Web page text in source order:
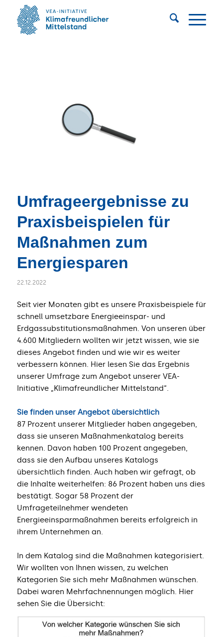
Umfrageergebnisse zu
Praxisbeispielen für
Maßnahmen zum
Energiesparen
22.12.2022
Seit vier Monaten gibt es unsere Praxisbeispiele für
schnell umsetzbare Energieeinspar- und
Erdgassubstitutionsmaßnahmen. Von unseren über
4.600 Mitgliedern wollten wir jetzt wissen, wie sie
dieses Angebot finden und wie wir es weiter
verbessern können. Hier lesen Sie das Ergebnis
unserer Umfrage zum Angebot unserer VEA-
Initiative „Klimafreundlicher Mittelstand“.
Sie finden unser Angebot übersichtlich
87 Prozent unserer Mitglieder haben angegeben,
dass sie unseren Maßnahmenkatalog bereits
kennen. Davon haben 100 Prozent angegeben,
dass sie den Aufbau unseres Katalogs
übersichtlich finden. Auch haben wir gefragt, ob
die Inhalte weiterhelfen: 86 Prozent haben uns dies
bestätigt. Sogar 58 Prozent der
Umfrageteilnehmer wendeten
Energieeinsparmaßnahmen bereits erfolgreich in
ihrem Unternehmen an.
In dem Katalog sind die Maßnahmen kategorisiert.
Wir wollten von Ihnen wissen, zu welchen
Kategorien Sie sich mehr Maßnahmen wünschen.
Dabei waren Mehrfachnennungen möglich. Hier
sehen Sie die Übersicht: